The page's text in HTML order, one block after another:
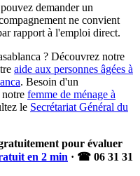
demander un
ne convient
rapport à l'emploi direct.
? Découvrez notre
aide aux personnes âgées à
. Besoin d'un
notre femme de ménage à
le Secrétariat Général du
pour évaluer
en 2 min · ☎ 06 31 31